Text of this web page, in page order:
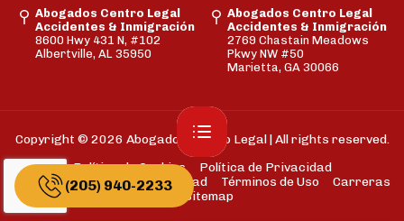
(205) 940-2233
Abogados Centro Legal
Accidentes & Inmigración
8600 Hwy 431 N, #102
Albertville, AL 35950
Abogados Centro Legal
Accidentes & Inmigración
2769 Chastain Meadows
Pkwy NW #50
Marietta, GA 30066
Copyright © 2026 Abogados Centro Legal | All rights reserved.
Política de Cookies
Política de Privacidad
Descargo de Responsabilidad
Términos de Uso
Carreras
Sitemap